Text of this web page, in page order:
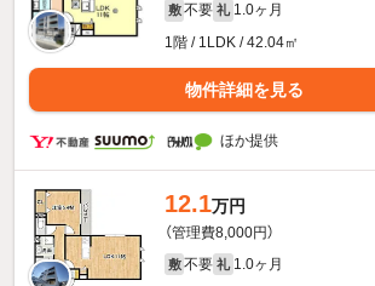
敷 不要 礼 1.0ヶ月
1階 / 1LDK / 42.04㎡
物件詳細を見る
ほか提供
12.1万円
（管理費8,000円）
敷 不要 礼 1.0ヶ月